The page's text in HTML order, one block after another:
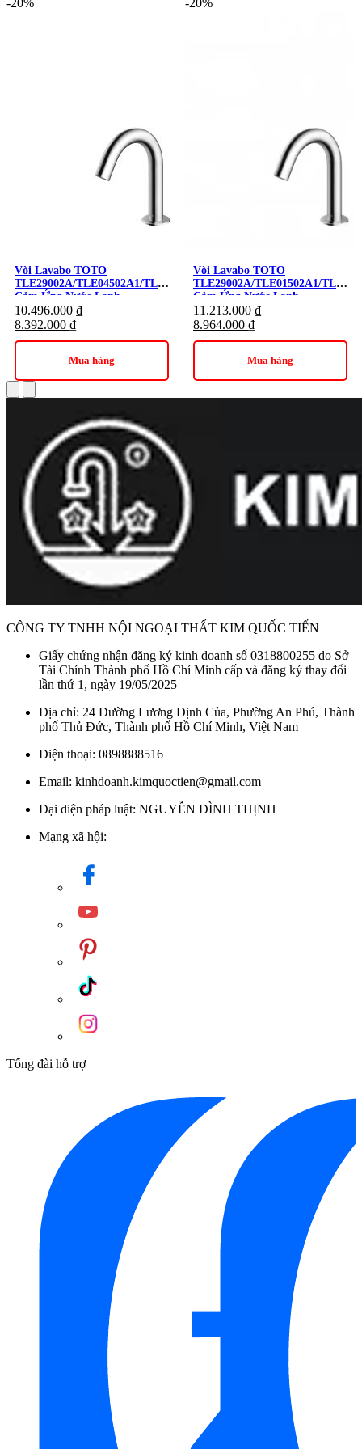
Trọn bọ thiết bị vệ sinh toto tại:
https://kimquoctien.com/thiet-bi-ve-sinh-toto
Vòi Lavabo TOTO
TLE29002A/TLE04502A1/TLN01102A
Cảm Ứng Nước Lạnh
10.496.000₫
8.392.000 ₫
Mua hàng
Vòi Lavabo TOTO
TLE29002A/TLE01502A1/
Cảm Ứng Nước Lạnh
11.213.000₫
8.964.000 ₫
Mua hàng
CÔNG TY TNHH NỘI NGOẠI THẤT KIM QUỐC TIẾN
Giấy chứng nhận đăng ký kinh doanh số 0318800255 do Sở
Tài Chính Thành phố Hồ Chí Minh cấp và đăng ký thay đổi
lần thứ 1, ngày 19/05/2025
Địa chỉ: 24 Đường Lương Định Của, Phường An Phú, Thành
phố Thủ Đức, Thành phố Hồ Chí Minh, Việt Nam
Điện thoại: 0898888516
Email: kinhdoanh.kimquoctien@gmail.com
Đại diện pháp luật: NGUYỄN ĐÌNH THỊNH
Mạng xã hội:
Tổng đài hỗ trợ